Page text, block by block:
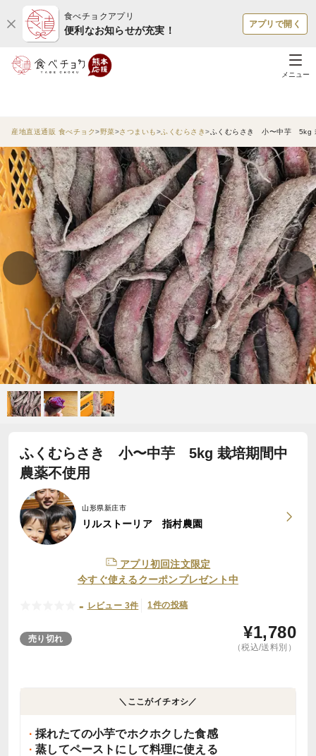
食べチョクアプリ
便利なお知らせが充実！
アプリで開く
メニュー
産地直送通販 食べチョク 野菜 さつまいも ふくむらさき ふくむらさき 小〜中芋 5kg
ふくむらさき 小〜中芋 5kg 栽培期間中
農薬不使用
山形県新庄市
リルストーリア 指村農園
アプリ初回注文限定
今すぐ使えるクーポンプレゼント中
- レビュー 3件 1件の投稿
売り切れ ¥1,780
（税込/送料別）
＼ここがイチオシ／
採れたての小芋でホクホクした食感
蒸してペーストにして料理に使える